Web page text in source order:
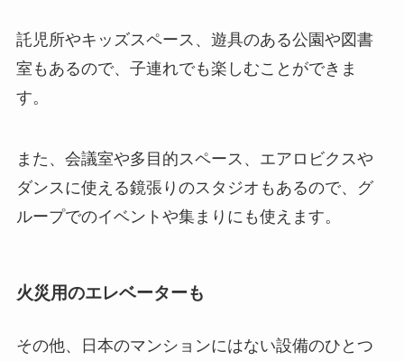
託児所やキッズスペース、遊具のある公園や図書
室もあるので、子連れでも楽しむことができま
す。
また、会議室や多目的スペース、エアロビクスや
ダンスに使える鏡張りのスタジオもあるので、グ
ループでのイベントや集まりにも使えます。
火災用のエレベーターも
その他、日本のマンションにはない設備のひとつ